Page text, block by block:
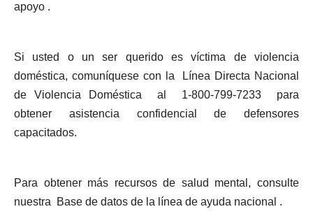
apoyo .
Si usted o un ser querido es víctima de violencia
doméstica, comuníquese con la Línea Directa Nacional
de Violencia Doméstica al 1-800-799-7233 para
obtener asistencia confidencial de defensores
capacitados.
Para obtener más recursos de salud mental, consulte
nuestra Base de datos de la línea de ayuda nacional .